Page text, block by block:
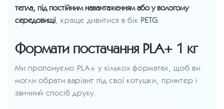
тепла, під постійним навантаженням або у вологому
середовищі , краще дивитися в бік PETG
Формати постачання PLA+ 1 кг
Ми пропонуємо PLA+ у кількох форматах, щоб ви
могли обрати варіант під свої котушки, принтер і
звичний спосіб друку.